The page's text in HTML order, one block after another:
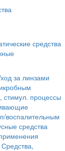
средства
за линзами
стимул. процессы
воспалительным
средства
Средства,